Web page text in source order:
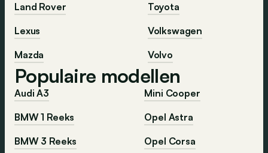
Land Rover
Lexus
Mazda
Toyota
Volkswagen
Volvo
Populaire modellen
Audi A3
BMW 1 Reeks
BMW 3 Reeks
Mini Cooper
Opel Astra
Opel Corsa